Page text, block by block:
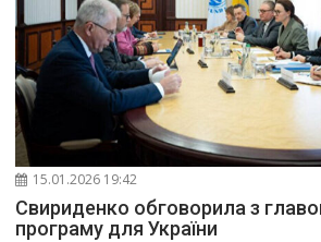
15.01.2026 19:42
Свириденко обговорила з
програму для України